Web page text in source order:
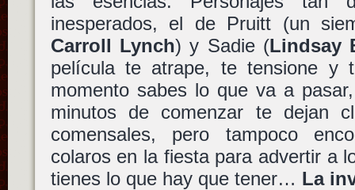
inesperados, el de Pruitt (un
Carroll Lynch) y Sadie (Lindsay
película te atrape, te tensione y
momento sabes lo que va a
minutos de comenzar te dejan
comensales, pero tampoco
colaros en la fiesta para advertir a
tienes lo que hay que tener… La